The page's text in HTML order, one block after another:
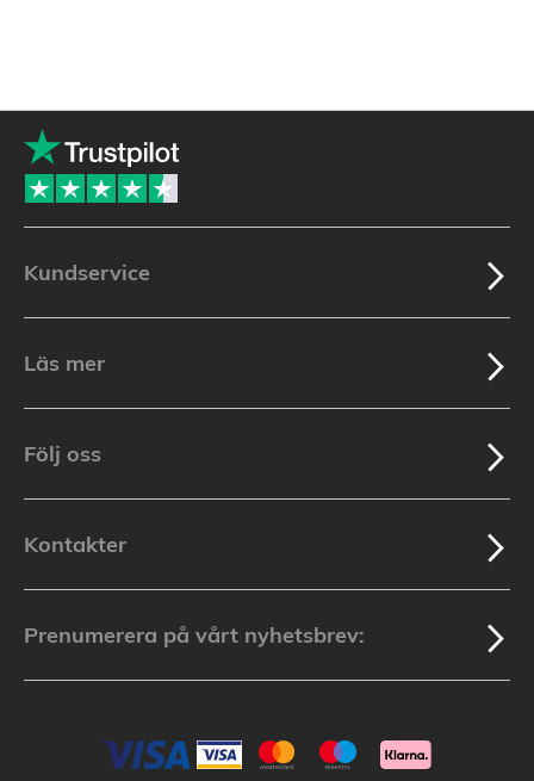
Kundservice
Läs mer
Följ oss
Kontakter
Prenumerera på vårt nyhetsbrev: